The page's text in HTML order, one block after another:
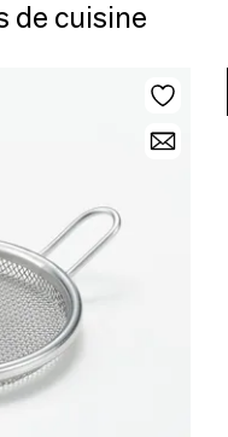
de cuisine